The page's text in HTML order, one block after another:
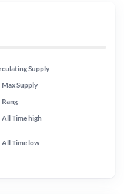
Supply
Max Supply
Rang
All Timehigh
All Time low